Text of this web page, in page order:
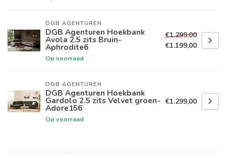
DGB AGENTUREN
DGB Agenturen Hoekbank
Avola 2.5 zits Bruin-
Aphrodite6
Op voorraad
€1.299,00
€1.199,00
DGB AGENTUREN
DGB Agenturen Hoekbank
Gardolo 2.5 zits Velvet groen-
Adore156
Op voorraad
€1.299,00